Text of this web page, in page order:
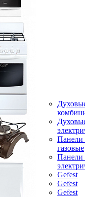
Панели
газовые
Панели
Gefest
Gefest
Gefest